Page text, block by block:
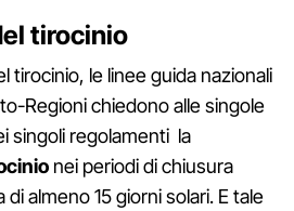
tirocinio
tirocinio, le linee guida nazionali
Regioni chiedono alle singole
singoli regolamenti la
nei periodi di chiusura
almeno 15 giorni solari. E tale